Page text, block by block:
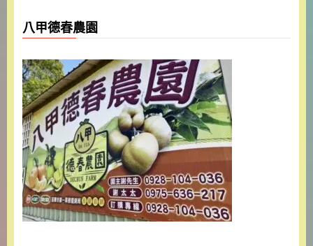
八甲德春農園